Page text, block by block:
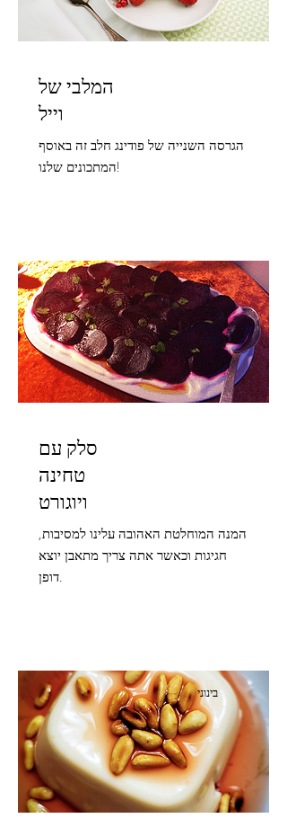
המלבי של
וייל
הגרסה השנייה של פודינג חלב זה באוסף
המתכונים שלנו!
אור
סלק עם
טחינה
ויוגורט
המנה המוחלטת האהובה עלינו למסיבות,
חגיגות וכאשר אתה צריך מתאבן יוצא
דופן.
בינוני